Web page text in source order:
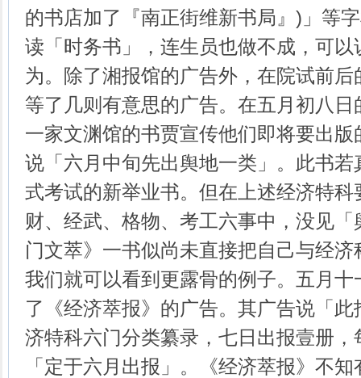
的书店加了『南正街维新书局』)」等
读「时务书」，连生员也做不成，可
为。除了湘报馆的广告外，在院试前
等了几则有意思的广告。在五月初八
一家文渊馆的书贾宣传他们即将要出
说「六月中旬先出舆地一类」。此书
式考试的新举业书。但在上述经济特
财、经武、格物、考工六事中，没见
门文萃》一书似尚未直接把自己与经
我们就可以看到更露骨的例子。五月
了《经济萃报》的广告。其广告说「
济特科六门分类纂录，七日出报壹册
「定于六月出报」。《经济萃报》不